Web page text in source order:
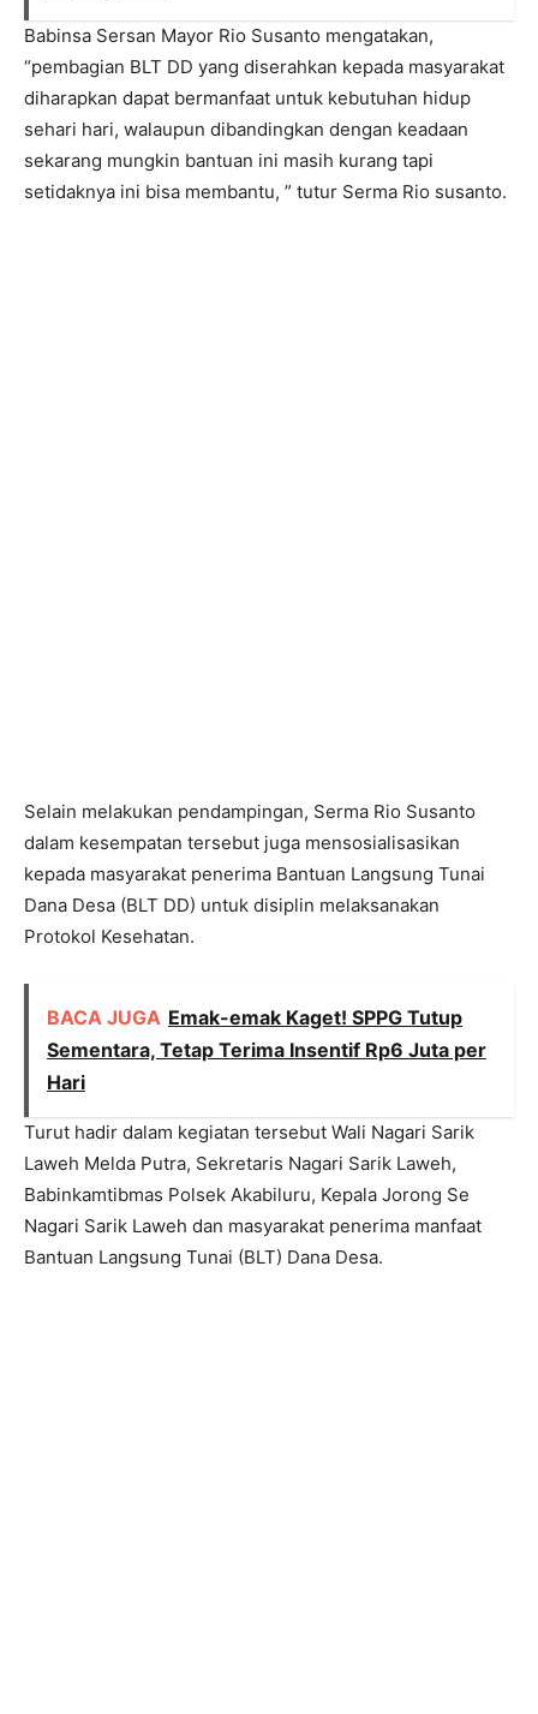
Babinsa Sersan Mayor Rio Susanto mengatakan,
“pembagian BLT DD yang diserahkan kepada masyarakat
diharapkan dapat bermanfaat untuk kebutuhan hidup
sehari hari, walaupun dibandingkan dengan keadaan
sekarang mungkin bantuan ini masih kurang tapi
setidaknya ini bisa membantu, ” tutur Serma Rio susanto.
Selain melakukan pendampingan, Serma Rio Susanto
dalam kesempatan tersebut juga mensosialisasikan
kepada masyarakat penerima Bantuan Langsung Tunai
Dana Desa (BLT DD) untuk disiplin melaksanakan
Protokol Kesehatan.
BACA JUGA Emak-emak Kaget! SPPG Tutup
Sementara, Tetap Terima Insentif Rp6 Juta per
Hari
Turut hadir dalam kegiatan tersebut Wali Nagari Sarik
Laweh Melda Putra, Sekretaris Nagari Sarik Laweh,
Babinkamtibmas Polsek Akabiluru, Kepala Jorong Se
Nagari Sarik Laweh dan masyarakat penerima manfaat
Bantuan Langsung Tunai (BLT) Dana Desa.